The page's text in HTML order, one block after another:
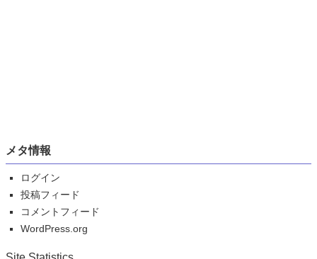
メタ情報
ログイン
投稿フィード
コメントフィード
WordPress.org